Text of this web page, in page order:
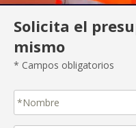
Solicita el
mismo
* Campos obligatorios